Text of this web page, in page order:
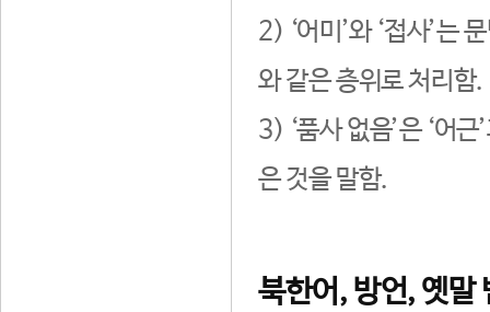
2) ‘어미’와 ‘접사’는
와 같은 층위로 처리함.
3) ‘품사 없음’은 ‘어
은 것을 말함.
북한어, 방언, 옛말